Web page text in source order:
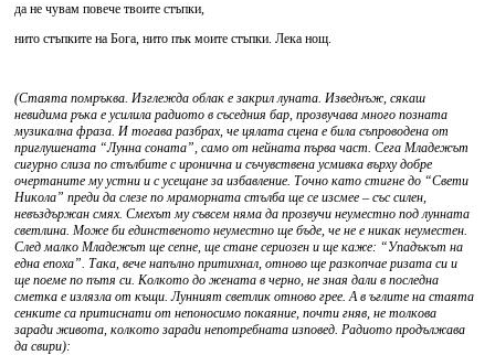
да не чувам повече твоите стъпки,
нито стъпките на Бога, нито пък моите стъпки. Лека нощ.
(Стаята помръква. Изглежда облак е закрил луната. Изведнъж, сякаш
невидима ръка е усилила радиото в съседния бар, прозвучава много позната
музикална фраза. И тогава разбрах, че цялата сцена е била съпроводена от
приглушената “Лунна соната”, само от нейната първа част. Сега Младежът
сигурно слиза по стълбите с иронична и съчувствена усмивка върху добре
очертаните му устни и с усещане за избавление. Точно като стигне до “Свети
Никола” преди да слезе по мраморната стълба ще се изсмее – със силен,
невъздържан смях. Смехът му съвсем няма да прозвучи неуместно под лунната
светлина. Може би единственото неуместно ще бъде, че не е никак неуместен.
След малко Младежът ще сепне, ще стане сериозен и ще каже: “Упадъкът на
една епоха”. Така, вече напълно притихнал, отново ще разкопчае ризата си и
ще поеме по пътя си. Колкото до жената в черно, не зная дали в последна
сметка е излязла от къщи. Лунният светлик отново грее. А в ъглите на стаята
сенките са притиснати от непоносимо покаяние, почти гняв, не толкова
заради живота, колкото заради непотребната изповед. Радиото продължава
да свири):